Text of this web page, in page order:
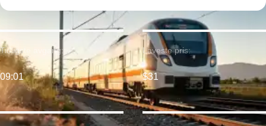
Tidligste avgang:
09:01
Laveste pris:
$31